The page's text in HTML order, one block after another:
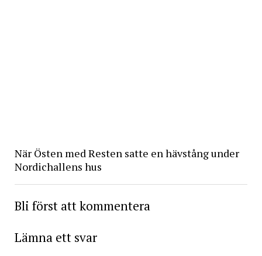
När Östen med Resten satte en hävstång under
Nordichallens hus
Bli först att kommentera
Lämna ett svar